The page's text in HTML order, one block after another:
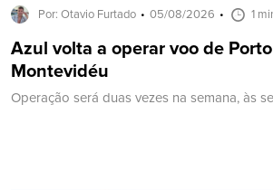
Por: Otavio Furtado 05/08/2026 1
Azul volta a operar voo de
Montevidéu
Operação será duas vezes na semana, às